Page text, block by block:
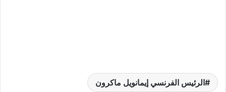
الرئيس الفرنسي إيمانويل ماكرون